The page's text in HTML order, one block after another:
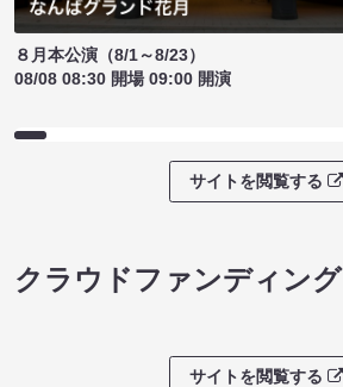
８月本公演（8/1～8/23）
08/08 08:30 開場 09:00 開演
サイトを閲覧する
クラウドファンディング
サイトを閲覧する